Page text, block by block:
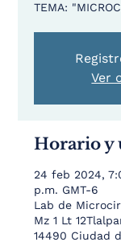
TEMA:
Ver
Horario y
24 feb 2024,
p.m. GMT-6
Lab de
Mz 1 Lt
14490 Ciudad